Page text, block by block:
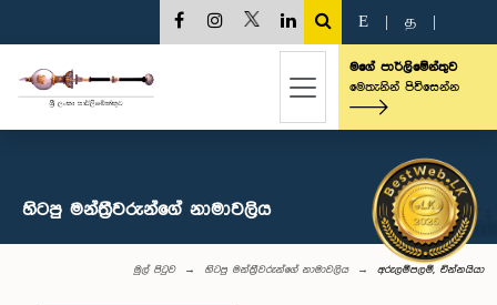
E த
මගේ පාර්ලිමේන්තුව
මෙතැනින් පිවිසෙන්න
හිටපු මන්ත්‍රීවරුන්ගේ නාමාවලිය
මුල් පිටුව හිටපු මන්ත්‍රීවරුන්ගේ නාමාවලිය අරුලම්පලම්, චින්නයියා